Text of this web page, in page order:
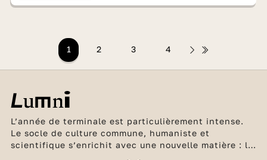
1 2 3 4
L’année de terminale est particulièrement intense.
Le socle de culture commune, humaniste et
scientifique s’enrichit avec une nouvelle matière : la